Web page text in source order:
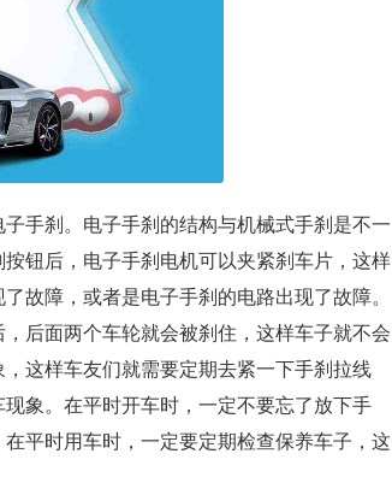
手刹。电子手刹的结构与机械式手刹是不一
钮后，电子手刹电机可以夹紧刹车片，这样
故障，或者是电子手刹的电路出现了故障。
后面两个车轮就会被刹住，这样车子就不会
这样车友们就需要定期去紧一下手刹拉线
象。在平时开车时，一定不要忘了放下手
平时用车时，一定要定期检查保养车子，这